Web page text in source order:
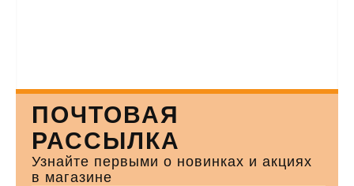
ПОЧТОВАЯ
РАССЫЛКА
Узнайте первыми о новинках и акциях
в магазине